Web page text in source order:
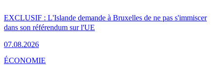
EXCLUSIF : L'Islande demande à Bruxelles de ne pas s'immiscer
dans son référendum sur l'UE
07.08.2026
ÉCONOMIE